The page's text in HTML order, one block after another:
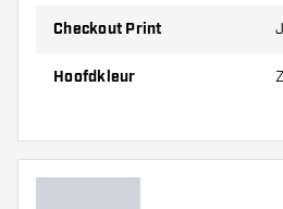
het GOAT-logo mooi afsteken en
gezellige huiskamer tot een
Checkout Print
Hoofdkleur